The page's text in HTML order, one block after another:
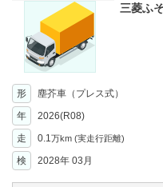
三菱ふ
形 塵芥車（プレス式）
年
2026(R08)
走 0.1万km (実走行距離)
検
2028年 03月